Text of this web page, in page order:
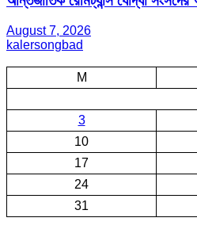
August 7, 2026
kalersongbad
M
3
10
17
24
31